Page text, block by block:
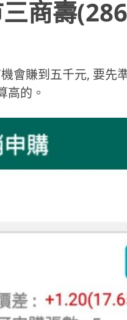
商壽
會賺到五千元, 要先
高的。